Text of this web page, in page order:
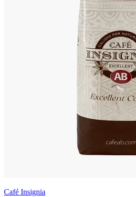
Café Insignia